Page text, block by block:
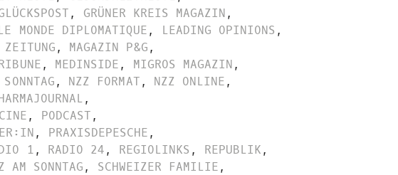
, GRÜNER KREIS MAGAZIN,
MONDE DIPLOMATIQUE, LEADING OPINIONS ,
ZEITUNG, MAGAZIN P&G,
, MEDINSIDE, MIGROS MAGAZIN,
, NZZ FORMAT, NZZ ONLINE,
,
, PODCAST,
, PRAXISDEPESCHE,
1, RADIO 24, REGIOLINKS , REPUBLIK,
AM SONNTAG, SCHWEIZER FAMILIE,